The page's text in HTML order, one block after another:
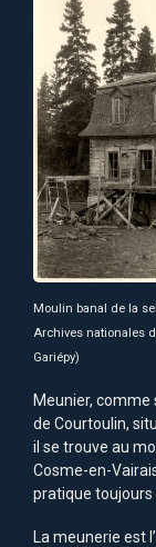
Moulin banal de la
Archives nationales
Gariépy)
Meunier, comme
de Courtoulin,
il se trouve au
Cosme-en-
pratique toujours
La meunerie est